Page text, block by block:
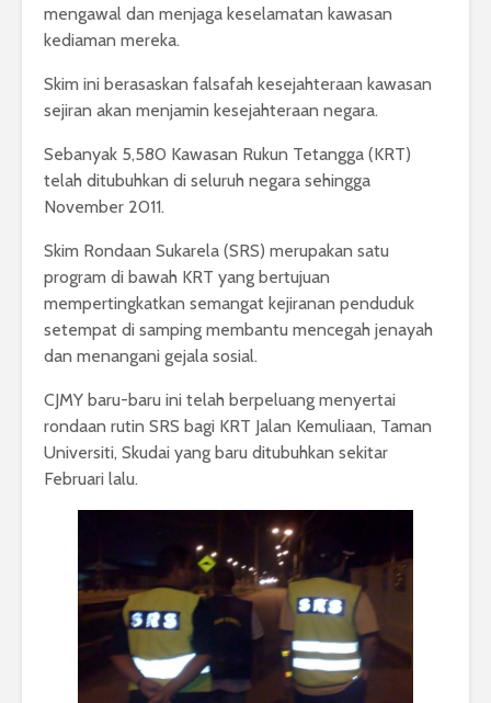
mengawal dan menjaga keselamatan kawasan
kediaman mereka.
Skim ini berasaskan falsafah kesejahteraan kawasan
sejiran akan menjamin kesejahteraan negara.
Sebanyak 5,580 Kawasan Rukun Tetangga (KRT)
telah ditubuhkan di seluruh negara sehingga
November 2011.
Skim Rondaan Sukarela (SRS) merupakan satu
program di bawah KRT yang bertujuan
mempertingkatkan semangat kejiranan penduduk
setempat di samping membantu mencegah jenayah
dan menangani gejala sosial.
CJMY baru-baru ini telah berpeluang menyertai
rondaan rutin SRS bagi KRT Jalan Kemuliaan, Taman
Universiti, Skudai yang baru ditubuhkan sekitar
Februari lalu.